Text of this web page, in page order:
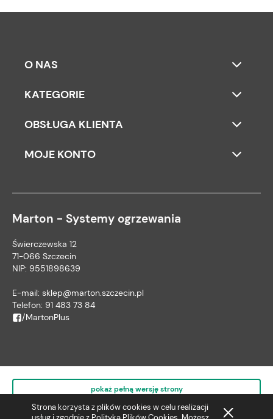
Strona korzysta z plików cookies w celu realizacji
O NAS
KATEGORIE
OBSŁUGA KLIENTA
MOJE KONTO
Marton - Systemy ogrzewania
Świerczewska 12
71-066 Szczecin
NIP: 9551898639
E-mail: sklep@marton.szczecin.pl
Telefon: 91 483 73 84
/MartonPlus
pokaż pełną wersję strony